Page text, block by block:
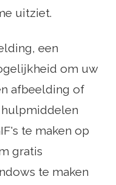
uitziet.
een
om uw
afbeelding of
hulpmiddelen
te maken op
gratis
te maken